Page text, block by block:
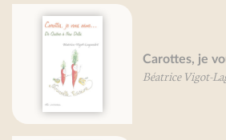
Carottes, je vous aime...
Béatrice Vigot-Lagandré